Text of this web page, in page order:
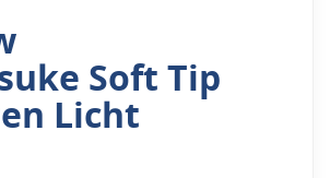
Soft Tip
Licht